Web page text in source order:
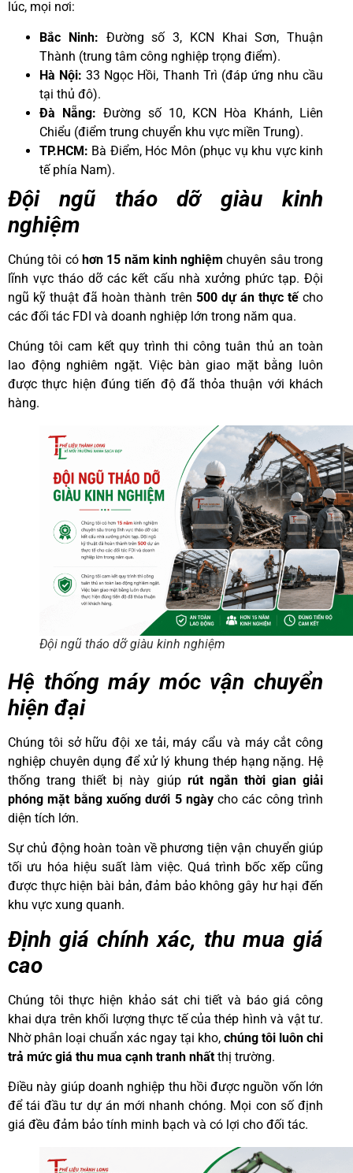
lúc, mọi nơi:
Bắc Ninh: Đường số 3, KCN Khai Sơn, Thuận
Thành (trung tâm công nghiệp trọng điểm).
Hà Nội: 33 Ngọc Hồi, Thanh Trì (đáp ứng nhu cầu
tại thủ đô).
Đà Nẵng: Đường số 10, KCN Hòa Khánh, Liên
Chiểu (điểm trung chuyển khu vực miền Trung).
TP.HCM: Bà Điểm, Hóc Môn (phục vụ khu vực kinh
tế phía Nam).
Đội ngũ tháo dỡ giàu kinh
nghiệm
Chúng tôi có hơn 15 năm kinh nghiệm chuyên sâu trong
lĩnh vực tháo dỡ các kết cấu nhà xưởng phức tạp. Đội
ngũ kỹ thuật đã hoàn thành trên 500 dự án thực tếcho
các đối tác FDI và doanh nghiệp lớn trong năm qua.
Chúng tôi cam kết quy trình thi công tuân thủ an toàn
lao động nghiêm ngặt. Việc bàn giao mặt bằng luôn
được thực hiện đúng tiến độ đã thỏa thuận với khách
hàng.
Đội ngũ tháo dỡ giàu kinh nghiệm
Hệ thống máy móc vận chuyển
hiện đại
Chúng tôi sở hữu đội xe tải, máy cẩu và máy cắt công
nghiệp chuyên dụng để xử lý khung thép hạng nặng. Hệ
thống trang thiết bị này giúp rút ngắn thời gian giải
phóng mặt bằng xuống dưới 5 ngàycho các công trình
diện tích lớn.
Sự chủ động hoàn toàn về phương tiện vận chuyển giúp
tối ưu hóa hiệu suất làm việc. Quá trình bốc xếp cũng
được thực hiện bài bản, đảm bảo không gây hư hại đến
khu vực xung quanh.
Định giá chính xác, thu mua giá
cao
Chúng tôi thực hiện khảo sát chi tiết và báo giá công
khai dựa trên khối lượng thực tế của thép hình và vật tư.
Nhờ phân loại chuẩn xác ngay tại kho, chúng tôi luôn chi
trả mức giá thu mua cạnh tranh nhất thị trường.
Điều này giúp doanh nghiệp thu hồi được nguồn vốn lớn
để tái đầu tư dự án mới nhanh chóng. Mọi con số định
giá đều đảm bảo tính minh bạch và có lợi cho đối tác.